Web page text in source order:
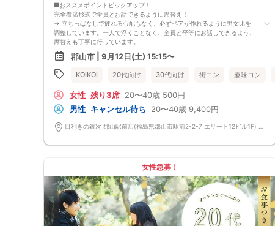
■おススメポイントピックアップ！
完全着席形式で全員とお話できるように席替え！
→ 立ちっぱなしで疲れる心配もなく、必ずペアが作れるように男女比を
調整しています。一人で浮くことなく、全員と平等にお話しできるよう、
席替えも丁寧に行っています。
会話を盛り上げるプロフィールシート＆アニメ一覧表！
→ 趣味や好みからスムーズに会話がスタート！「何を話そう…」と悩むこ
となく、共通の話題で盛り上がれます。
自然なつながりをサポートするマッチングゲーム開催！
るように返却されるので安心です。
■最少催行人数
男女2対2
■中止判断タイミング
前日20時、または開催6時間前の時点で最少開催人数に満たない場合
郡山市 | 9月12日(土) 15:15〜
KOIKOI 20代向け 30代向け 街コン 趣味コン
女性 残り3席 20〜40歳 500円
男性 キャンセル待ち 20〜40歳 9,400円
女性急募！